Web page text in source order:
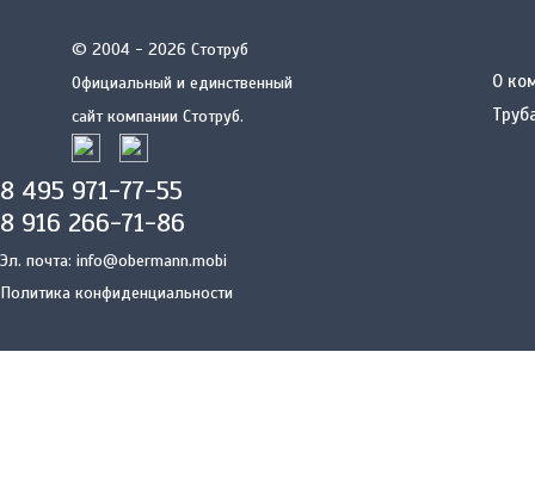
© 2004 - 2026 Стотруб
Официальный и единственный
сайт компании Стотруб.
О
8 495 971-77-55
8 916 266-71-86
Эл. почта: info@obermann.mobi
Политика конфиденциальности